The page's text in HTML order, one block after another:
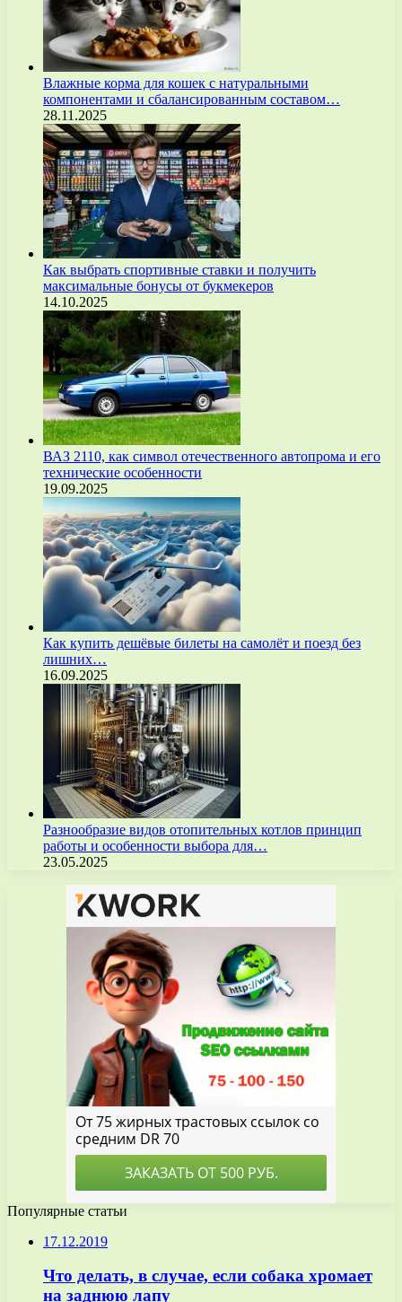
Влажные корма для кошек с натуральными
компонентами и сбалансированным составом…
28.11.2025
Как выбрать спортивные ставки и получить
максимальные бонусы от букмекеров
14.10.2025
ВАЗ 2110, как символ отечественного автопрома и его
технические особенности
19.09.2025
Как купить дешёвые билеты на самолёт и поезд без
лишних…
16.09.2025
Разнообразие видов отопительных котлов принцип
работы и особенности выбора для…
23.05.2025
Популярные статьи
17.12.2019
Что делать, в случае, если собака хромает
на заднюю лапу